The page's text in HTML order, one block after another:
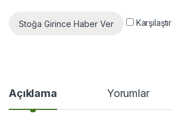
Stoğa Girince Haber Ver Karşılaştır
Açıklama Yorumlar